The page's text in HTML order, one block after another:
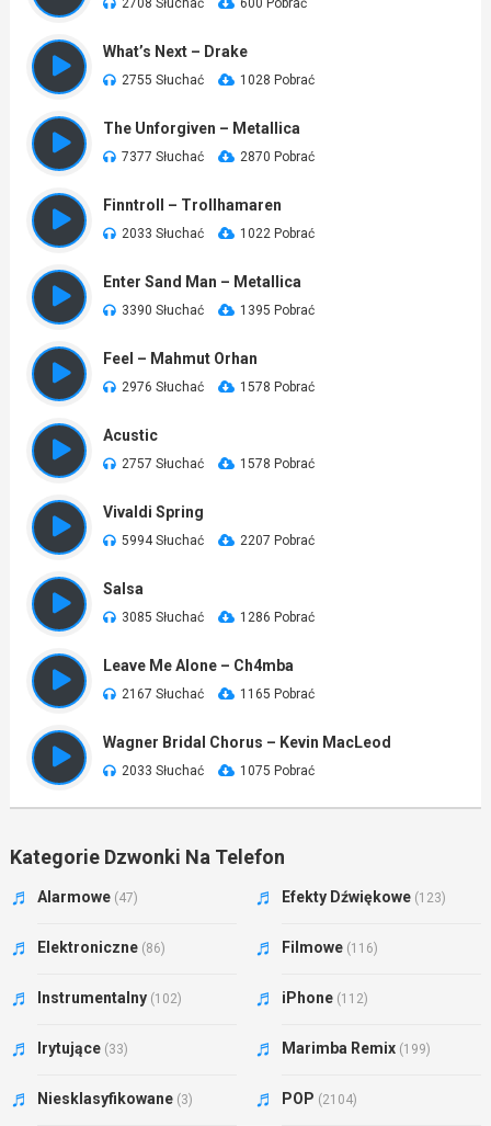
2708 Słuchać 600 Pobrać
What’s Next – Drake
2755 Słuchać 1028 Pobrać
The Unforgiven – Metallica
7377 Słuchać 2870 Pobrać
Finntroll – Trollhamaren
2033 Słuchać 1022 Pobrać
Enter Sand Man – Metallica
3390 Słuchać 1395 Pobrać
Feel – Mahmut Orhan
2976 Słuchać 1578 Pobrać
Acustic
2757 Słuchać 1578 Pobrać
Vivaldi Spring
5994 Słuchać 2207 Pobrać
Salsa
3085 Słuchać 1286 Pobrać
Leave Me Alone – Ch4mba
2167 Słuchać 1165 Pobrać
Wagner Bridal Chorus – Kevin MacLeod
2033 Słuchać 1075 Pobrać
Kategorie Dzwonki Na Telefon
Alarmowe (47) Efekty Dźwiękowe (123)
Elektroniczne (86) Filmowe (116)
Instrumentalny (102) iPhone (112)
Irytujące (33) Marimba Remix (199)
Niesklasyfikowane (3) POP (2104)